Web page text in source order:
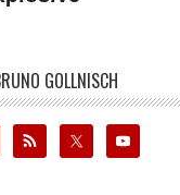
GOLLNISCH